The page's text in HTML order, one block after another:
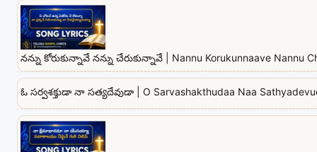
నన్ను కోరుకున్నావే నన్ను చేరుకున్నావే | Nannu Korukunnaave Nannu
ఓ సర్వశక్తుడా నా సత్యదేవుడా | O Sarvashakthudaa Naa